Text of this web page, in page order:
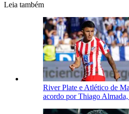
Leia também
River Plate e Atlético de
acordo por Thiago